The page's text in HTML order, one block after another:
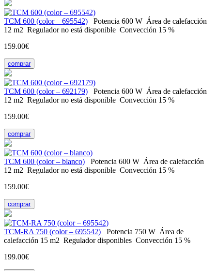
ТСМ 600 (color – 695542) Potencia 600 W Área de calefacción
12 m2 Regulador no está disponible Convección 15 %
159.00€
comprar
ТСМ 600 (color – 692179) Potencia 600 W Área de calefacción
12 m2 Regulador no está disponible Convección 15 %
159.00€
comprar
ТСМ 600 (color – blanco) Potencia 600 W Área de calefacción
12 m2 Regulador no está disponible Convección 15 %
159.00€
comprar
ТСМ-RA 750 (color – 695542) Potencia 750 W Área de
calefacción 15 m2 Regulador disponibles Convección 15 %
199.00€